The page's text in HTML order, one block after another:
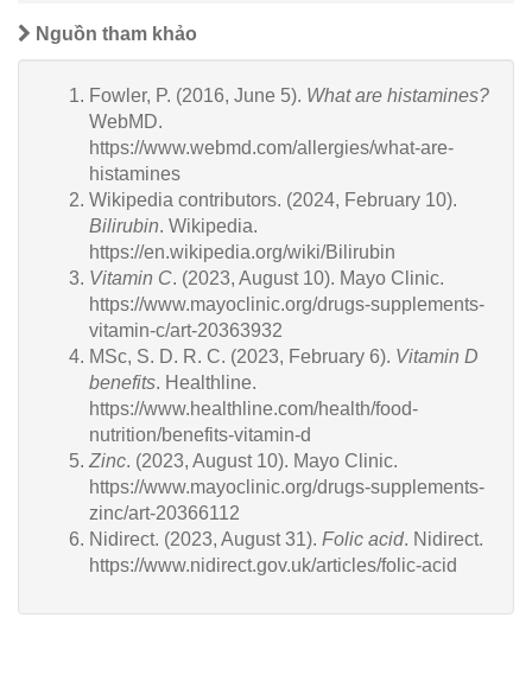
Nguồn tham khảo
Fowler, P. (2016, June 5). What are histamines?
WebMD.
https://www.webmd.com/allergies/what-are-
histamines
Wikipedia contributors. (2024, February 10).
Bilirubin. Wikipedia.
https://en.wikipedia.org/wiki/Bilirubin
Vitamin C. (2023, August 10). Mayo Clinic.
https://www.mayoclinic.org/drugs-supplements-
vitamin-c/art-20363932
MSc, S. D. R. C. (2023, February 6). Vitamin D
benefits. Healthline.
https://www.healthline.com/health/food-
nutrition/benefits-vitamin-d
Zinc. (2023, August 10). Mayo Clinic.
https://www.mayoclinic.org/drugs-supplements-
zinc/art-20366112
Nidirect. (2023, August 31). Folic acid. Nidirect.
https://www.nidirect.gov.uk/articles/folic-acid